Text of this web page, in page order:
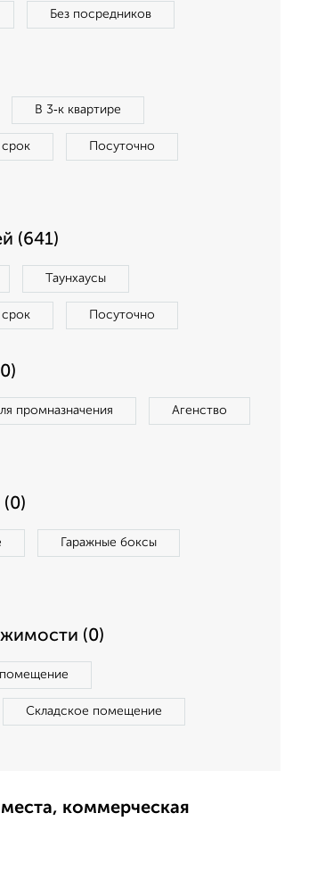
Без посредников
В 3‑к квартире
срок Посуточно
(641)
Таунхаусы
срок Посуточно
промназначения Агенство
Гаражные боксы
(0)
помещение
Складское помещение
коммерческая